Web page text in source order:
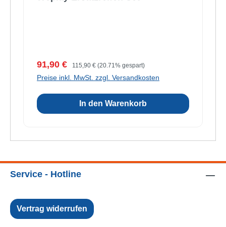
Verkaufspreis:
91,90 € Regulärer Preis:
115,90 € (20.71% gespart)
Preise inkl. MwSt. zzgl. Versandkosten
In den Warenkorb
Service - Hotline
Vertrag widerrufen